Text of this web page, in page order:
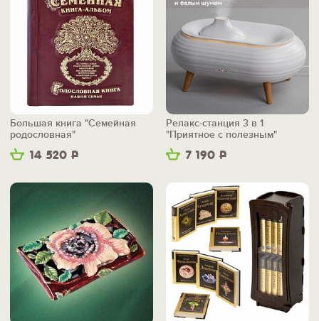
14 520 Р
Большая книга "Семейная
родословная"
7 190 Р
Релакс-станция 3 в 1
"Приятное с полезным"